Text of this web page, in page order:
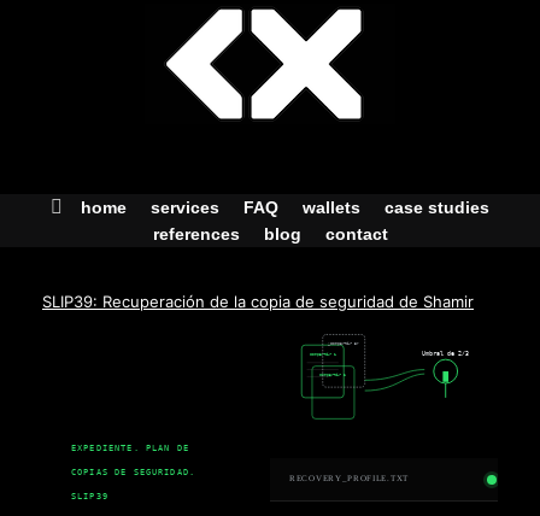
home services FAQ wallets
case studies
references
blog contact
SLIP39: Recuperación de la copia de seguridad de Shamir
EXPEDIENTE. PLAN DE
COPIAS DE SEGURIDAD.
SLIP39
compartir 1
compartir 2
¿Compartir 3?
Umbral de 2/3
RECOVERY_PROFILE.TXT